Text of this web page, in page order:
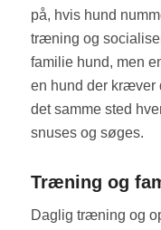
på, hvis hund
træning og
familie hund, men
en hund der kræver
det samme sted
snuses og søges.
Træning og
Daglig træning og